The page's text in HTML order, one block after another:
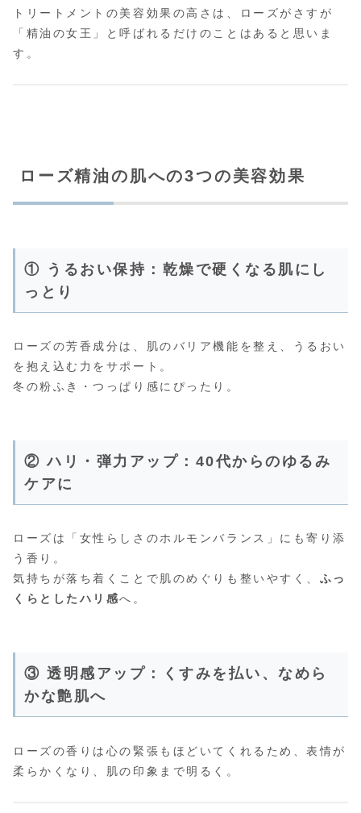
トリートメントの美容効果の高さは、ローズがさすが
「精油の女王」と呼ばれるだけのことはあると思いま
す。
ローズ精油の肌への3つの美容効果
① うるおい保持：乾燥で硬くなる肌にし
っとり
ローズの芳香成分は、肌のバリア機能を整え、うるおい
を抱え込む力をサポート。
冬の粉ふき・つっぱり感にぴったり。
② ハリ・弾力アップ：40代からのゆるみ
ケアに
ローズは「女性らしさのホルモンバランス」にも寄り添
う香り。
気持ちが落ち着くことで肌のめぐりも整いやすく、 ふっ
くらとしたハリ感へ。
③ 透明感アップ：くすみを払い、なめら
かな艶肌へ
ローズの香りは心の緊張もほどいてくれるため、表情が
柔らかくなり、肌の印象まで明るく。